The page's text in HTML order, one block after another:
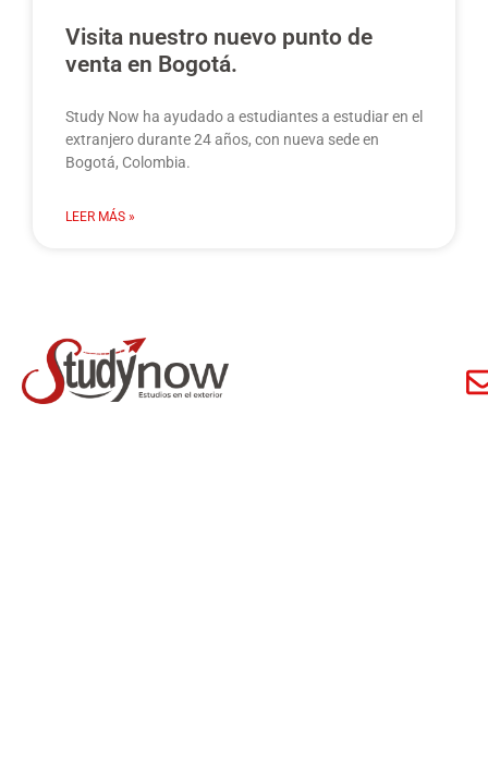
Visita nuestro nuevo punto de
venta en Bogotá.
Study Now ha ayudado a estudiantes a estudiar en el
extranjero durante 24 años, con nueva sede en
Bogotá, Colombia.
LEER MÁS »